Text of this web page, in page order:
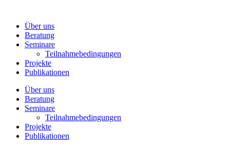
wechselnÜber uns
Beratung
Seminare
Teilnahmebedingungen
Projekte
Publikationen
Über uns
Beratung
Seminare
Teilnahmebedingungen
Projekte
Publikationen